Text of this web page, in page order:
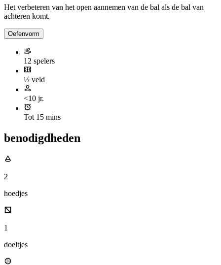
Het verbeteren van het open aannemen van de bal als de bal van
achteren komt.
Oefenvorm
12 spelers
½ veld
<10 jr.
Tot 15 mins
benodigdheden
2
hoedjes
1
doeltjes